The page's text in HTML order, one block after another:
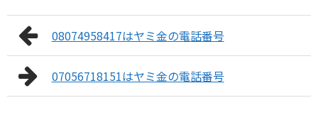
08074958417はヤミ金の電話番号
07056718151はヤミ金の電話番号